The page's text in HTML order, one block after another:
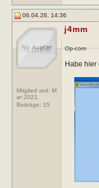
06.04.26, 14:36
Mitglied seit: M
ar 2021
Beiträge: 15
j4mm
Op-com
Habe hier